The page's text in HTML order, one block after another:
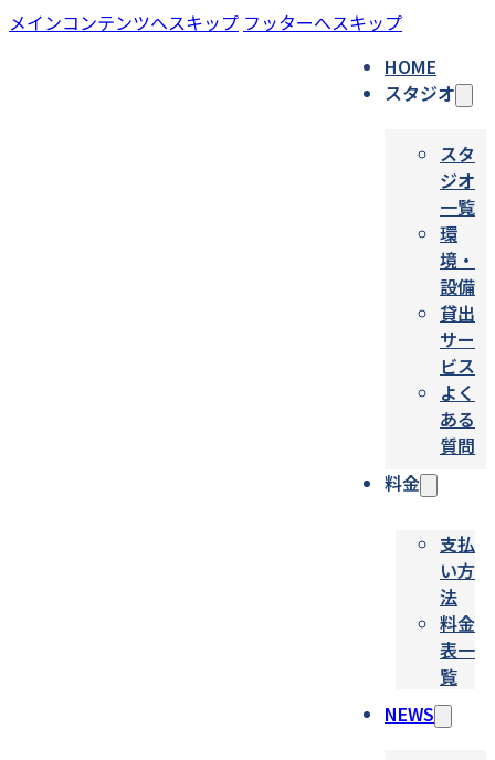
メインコンテンツへスキップ フッターへスキップ
HOME
スタジオ
スタ
ジオ
一覧
環
境・
設備
貸出
サー
ビス
よく
ある
質問
料金
支払
い方
法
料金
表一
覧
NEWS